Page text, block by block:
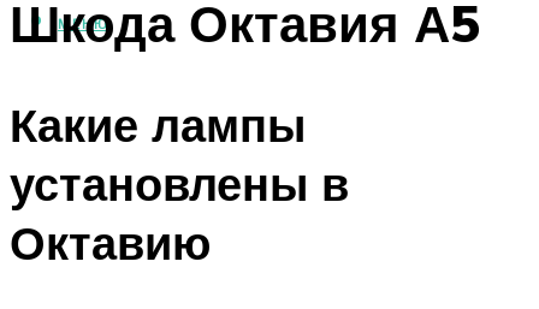
МЕНЮ
Шкода Октавия А5
Какие лампы
установлены в
Октавию